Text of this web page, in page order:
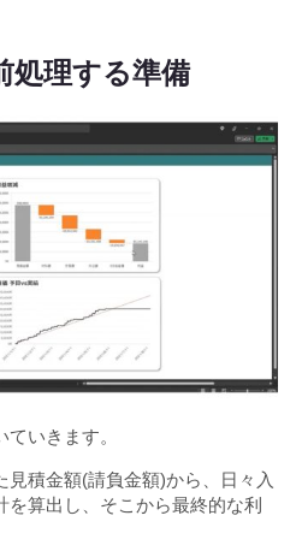
処理する準備
いきます。
積金額(請負金額)から、日々入
算出し、そこから最終的な利